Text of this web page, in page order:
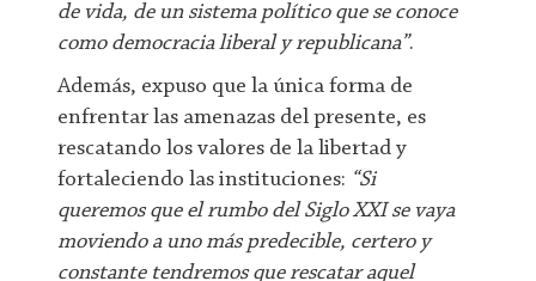
de vida, de un sistema político que se conoce
como democracia liberal y republicana”.
Además, expuso que la única forma de
enfrentar las amenazas del presente, es
rescatando los valores de la libertad y
fortaleciendo las instituciones: “Si
queremos que el rumbo del Siglo XXI se vaya
moviendo a uno más predecible, certero y
constante tendremos que rescatar aquel